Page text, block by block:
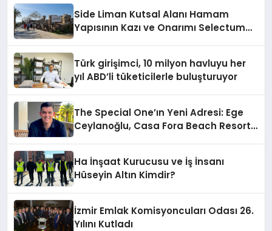
Side Liman Kutsal Alanı Hamam
Yapısının Kazı ve Onarımı Selectum
Türk girişimci, 10 milyon havluyu her
yıl ABD’li tüketicilerle buluşturuyor
The Special One’ın Yeni Adresi: Ege
Ceylanoğlu, Casa Fora Beach Resort
Ha İnşaat Kurucusu ve İş İnsanı
Hüseyin Altın Kimdir?
İzmir Emlak Komisyoncuları Odası 26.
Yılını Kutladı